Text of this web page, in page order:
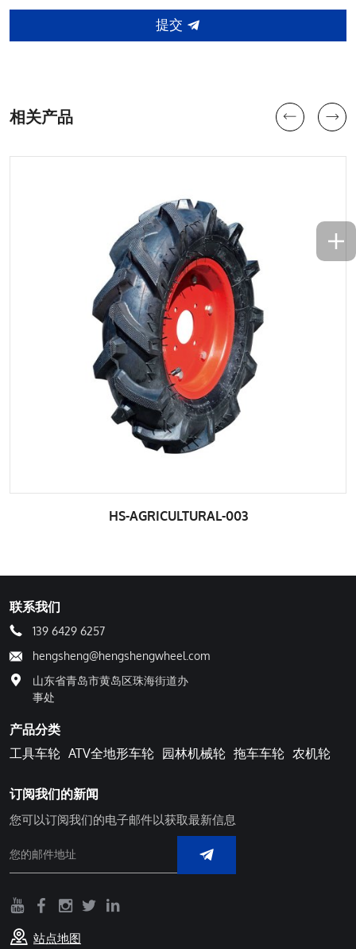
提交
相关产品
HS-AGRICULTURAL-003
联系我们
139 6429 6257
hengsheng@hengshengwheel.com
山东省青岛市黄岛区珠海街道办
事处
产品分类
工具车轮 ATV全地形车轮 园林机械轮 拖车车轮 农机轮
订阅我们的新闻
您可以订阅我们的电子邮件以获取最新信息
站点地图